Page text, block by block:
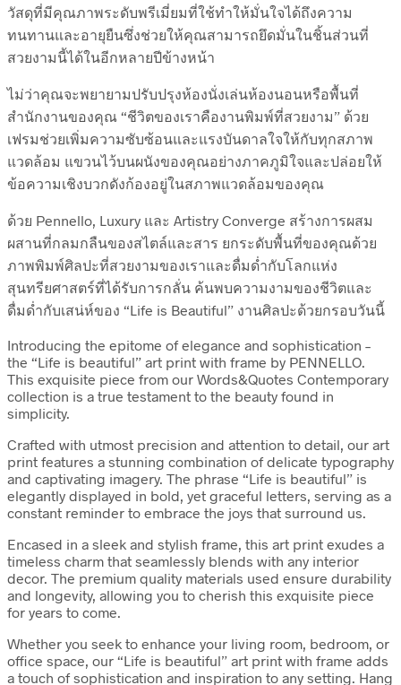
วัสดุที่มีคุณภาพระดับพรีเมี่ยมที่ใช้ทำให้มั่นใจได้ถึงความ
ทนทานและอายุยืนซึ่งช่วยให้คุณสามารถยึดมั่นในชิ้นส่วนที่
สวยงามนี้ได้ในอีกหลายปีข้างหน้า
ไม่ว่าคุณจะพยายามปรับปรุงห้องนั่งเล่นห้องนอนหรือพื้นที่
สำนักงานของคุณ “ชีวิตของเราคืองานพิมพ์ที่สวยงาม” ด้วย
เฟรมช่วยเพิ่มความซับซ้อนและแรงบันดาลใจให้กับทุกสภาพ
แวดล้อม แขวนไว้บนผนังของคุณอย่างภาคภูมิใจและปล่อยให้
ข้อความเชิงบวกดังก้องอยู่ในสภาพแวดล้อมของคุณ
ด้วย Pennello, Luxury และ Artistry Converge สร้างการผสม
ผสานที่กลมกลืนของสไตล์และสาร ยกระดับพื้นที่ของคุณด้วย
ภาพพิมพ์ศิลปะที่สวยงามของเราและดื่มด่ำกับโลกแห่ง
สุนทรียศาสตร์ที่ได้รับการกลั่น ค้นพบความงามของชีวิตและ
ดื่มด่ำกับเสน่ห์ของ “Life is Beautiful” งานศิลปะด้วยกรอบวันนี้
Introducing the epitome of elegance and sophistication –
the “Life is beautiful” art print with frame by PENNELLO.
This exquisite piece from our Words&Quotes Contemporary
collection is a true testament to the beauty found in
simplicity.
Crafted with utmost precision and attention to detail, our art
print features a stunning combination of delicate typography
and captivating imagery. The phrase “Life is beautiful” is
elegantly displayed in bold, yet graceful letters, serving as a
constant reminder to embrace the joys that surround us.
Encased in a sleek and stylish frame, this art print exudes a
timeless charm that seamlessly blends with any interior
decor. The premium quality materials used ensure durability
and longevity, allowing you to cherish this exquisite piece
for years to come.
Whether you seek to enhance your living room, bedroom, or
office space, our “Life is beautiful” art print with frame adds
a touch of sophistication and inspiration to any setting. Hang